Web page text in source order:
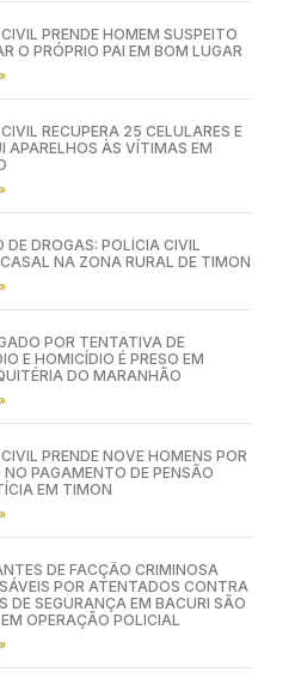
PRENDE HOMEM SUSPEITO
O PRÓPRIO PAI EM BOM LUGAR
RECUPERA 25 CELULARES E
APARELHOS ÀS VÍTIMAS EM
DE DROGAS: POLÍCIA CIVIL
NA ZONA RURAL DE TIMON
POR TENTATIVA DE
E HOMICÍDIO É PRESO EM
DO MARANHÃO
PRENDE NOVE HOMENS POR
PAGAMENTO DE PENSÃO
EM TIMON
DE FACÇÃO CRIMINOSA
POR ATENTADOS CONTRA
DE SEGURANÇA EM BACURI SÃO
OPERAÇÃO POLICIAL